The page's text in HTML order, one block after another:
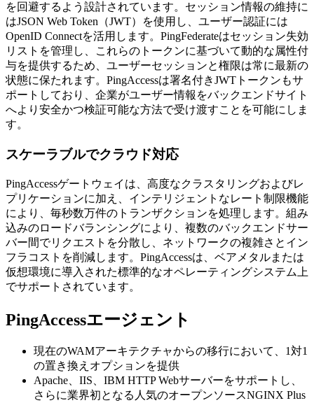
を回避するよう設計されています。セッション情報の維持に
はJSON Web Token（JWT）を使用し、ユーザー認証には
OpenID Connectを活用します。PingFederateはセッション失効
リストを管理し、これらのトークンに基づいて動的な属性付
与を提供するため、ユーザーセッションと権限は常に最新の
状態に保たれます。PingAccessは署名付きJWTトークンもサ
ポートしており、企業がユーザー情報をバックエンドサイト
へより安全かつ検証可能な方法で受け渡すことを可能にしま
す。
スケーラブルでクラウド対応
PingAccessゲートウェイは、高度なクラスタリングおよびレ
プリケーションに加え、インテリジェントなレート制限機能
により、毎秒数万件のトランザクションを処理します。組み
込みのロードバランシングにより、複数のバックエンドサー
バー間でリクエストを分散し、ネットワークの複雑さとイン
フラコストを削減します。PingAccessは、ベアメタルまたは
仮想環境に導入された標準的なオペレーティングシステム上
でサポートされています。
PingAccessエージェント
現在のWAMアーキテクチャからの移行において、1対1
の置き換えオプションを提供
Apache、IIS、IBM HTTP Webサーバーをサポートし、
さらに業界初となる人気のオープンソースNGINX Plus